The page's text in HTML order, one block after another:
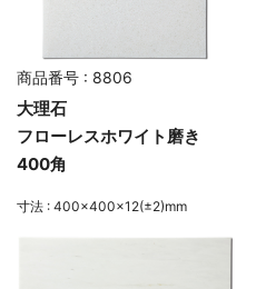
商品番号 : 8806
大理石
フローレスホワイト磨き
400角
寸法 : 400×400×12(±2)mm